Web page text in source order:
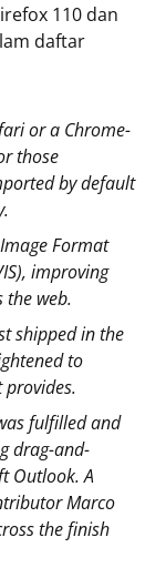
110 dan
daftar
or a Chrome-
those
by default
Format
improving
the web.
shipped in the
to
provides.
fulfilled and
drag-and-
Outlook. A
Marco
the finish